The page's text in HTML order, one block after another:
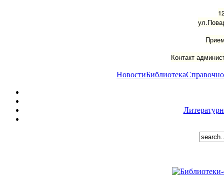
Контакт
НовостиБиблиотека